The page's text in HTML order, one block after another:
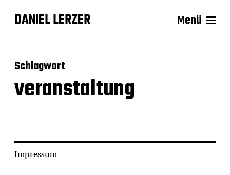
DANIEL LERZER Menü
Schlagwort
veranstaltung
Impressum